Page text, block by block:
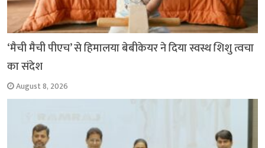
‘मैची मैची पीएच’ से हिमालया बेबीकेयर ने दिया स्वस्थ शिशु त्वचा
का संदेश
August 8, 2026